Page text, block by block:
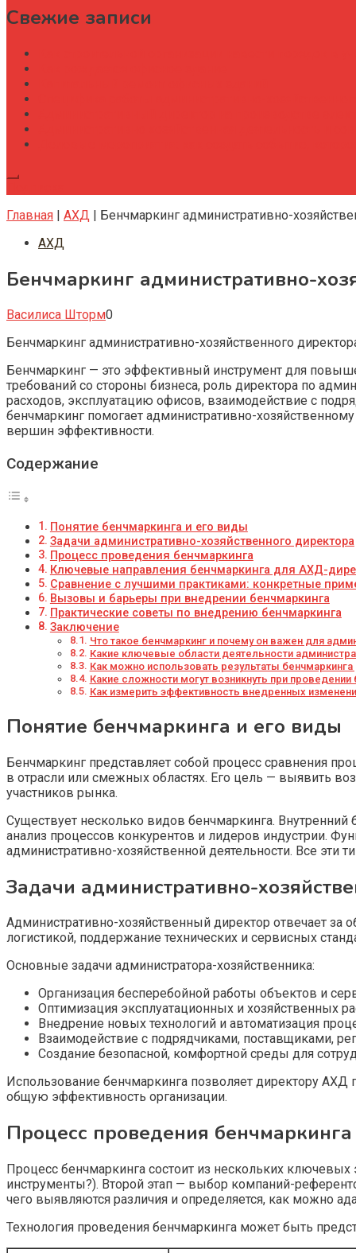
Свежие записи
Главная | АХД | Бенчмаркинг административно-
АХД
Бенчмаркинг административно-
Василиса Шторм0
Бенчмаркинг административно-хозяйственного
Бенчмаркинг — это эффективный инструмент для
требований со стороны бизнеса, роль директорa по
расходов, эксплуатацию офисов, взаимодействие с
бенчмаркинг помогает административно-
вершин эффективности.
Содержание
Понятие бенчмаркинга и его виды
Задачи административно-хозяйственного директора
Процесс проведения бенчмаркинга
Ключевые направления бенчмаркинга для АХД-
Сравнение с лучшими практиками: конкретные
Вызовы и барьеры при внедрении бенчмаркинга
Практические советы по внедрению бенчмаркинга
Заключение
Что такое бенчмаркинг и почему он важен для
Какие ключевые области деятельности
Как можно использовать результаты
Какие сложности могут возникнуть при
Как измерить эффективность внедренных
Понятие бенчмаркинга и его виды
Бенчмаркинг представляет собой процесс сравнения
в отрасли или смежных областях. Его цель — выявить
участников рынка.
Существует несколько видов бенчмаркинга.
анализ процессов конкурентов и лидеров индустрии.
административно-хозяйственной деятельности. Все
Задачи административно-
Административно-хозяйственный директор отвечает
логистикой, поддержание технических и сервисных
Основные задачи администратора-хозяйственника:
Организация бесперебойной работы объектов и
Оптимизация эксплуатационных и хозяйственных
Внедрение новых технологий и автоматизация
Взаимодействие с подрядчиками, поставщиками,
Создание безопасной, комфортной среды для
Использование бенчмаркинга позволяет директору
общую эффективность организации.
Процесс проведения бенчмаркинга
Процесс бенчмаркинга состоит из нескольких
инструменты?). Второй этап — выбор компаний-
чего выявляются различия и определяется, как можно
Технология проведения бенчмаркинга может быть